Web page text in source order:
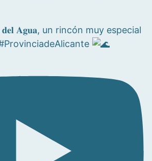
𝐝𝐞𝐥 𝐀𝐠𝐮𝐚, un rincón muy especial